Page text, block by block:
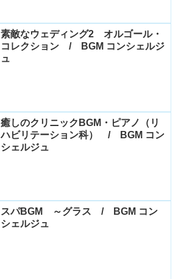
素敵なウェディング2 オルゴール・
コレクション / BGM コンシェルジ
ュ
癒しのクリニックBGM・ピアノ（リ
ハビリテーション科） / BGM コン
シェルジュ
スパBGM ～グラス / BGM コン
シェルジュ